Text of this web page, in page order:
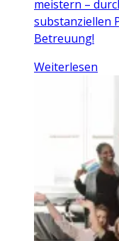
meistern –
substanziellen
Betreuung!
Weiterlesen